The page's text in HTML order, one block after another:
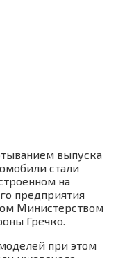
выпуска
стали
на
предприятия
Министерством
Гречко.
при этом